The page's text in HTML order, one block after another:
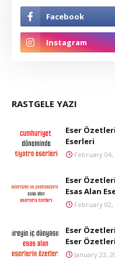
RASTGELE YAZI
Eser
Eserleri
February 04,
Eser
Esas Alan
February 02,
Eser
Eser Özetleri
January 23,